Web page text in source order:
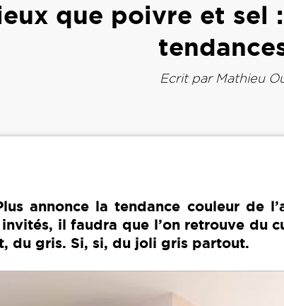
que poivre et sel
Ecrit par Mathieu
annonce la tendance couleur de
il faudra que l’on retrouve du
du gris. Si, si, du joli gris partout.